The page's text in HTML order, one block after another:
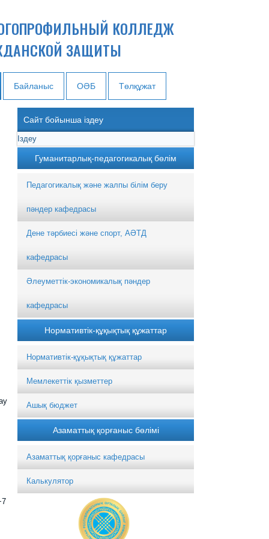
КОЛЛЕДЖ
ЗАЩИТЫ
Байланыс ОӘБ Төлқұжат
Сайт бойынша іздеу
Гуманитарлық-педагогикалық бөлім
Педагогикалық және жалпы білім беру
пәндер кафедрасы
Дене тәрбиесі және спорт, АӘТД
кафедрасы
Әлеуметтік-экономикалық пәндер
кафедрасы
Нормативтік-құқықтық құжаттар
Нормативтік-құқықтық құжаттар
Мемлекеттік қызметтер
Ашық бюджет
Азаматтық қорғаныс бөлімі
Азаматтық қорғаныс кафедрасы
Калькулятор